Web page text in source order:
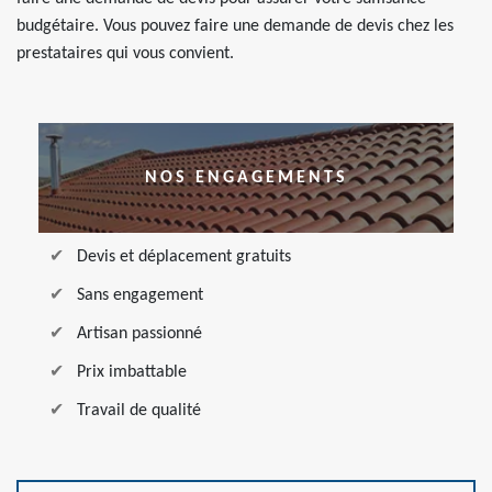
budgétaire. Vous pouvez faire une demande de devis chez les
prestataires qui vous convient.
NOS ENGAGEMENTS
Devis et déplacement gratuits
Sans engagement
Artisan passionné
Prix imbattable
Travail de qualité